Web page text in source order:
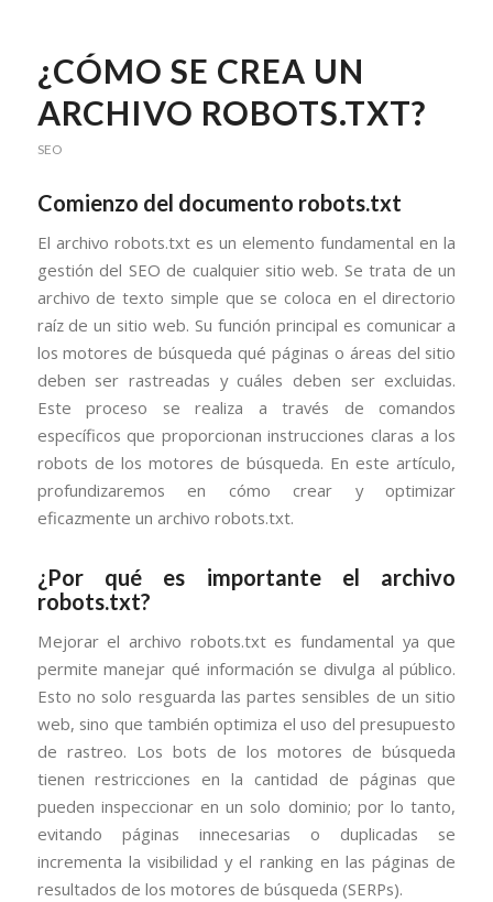
¿CÓMO SE CREA UN
ARCHIVO ROBOTS.TXT?
SEO
Comienzo del documento robots.txt
El archivo robots.txt es un elemento fundamental en la
gestión del SEO de cualquier sitio web. Se trata de un
archivo de texto simple que se coloca en el directorio
raíz de un sitio web. Su función principal es comunicar a
los motores de búsqueda qué páginas o áreas del sitio
deben ser rastreadas y cuáles deben ser excluidas.
Este proceso se realiza a través de comandos
específicos que proporcionan instrucciones claras a los
robots de los motores de búsqueda. En este artículo,
profundizaremos en cómo crear y optimizar
eficazmente un archivo robots.txt.
¿Por qué es importante el archivo
robots.txt?
Mejorar el archivo robots.txt es fundamental ya que
permite manejar qué información se divulga al público.
Esto no solo resguarda las partes sensibles de un sitio
web, sino que también optimiza el uso del presupuesto
de rastreo. Los bots de los motores de búsqueda
tienen restricciones en la cantidad de páginas que
pueden inspeccionar en un solo dominio; por lo tanto,
evitando páginas innecesarias o duplicadas se
incrementa la visibilidad y el ranking en las páginas de
resultados de los motores de búsqueda (SERPs).